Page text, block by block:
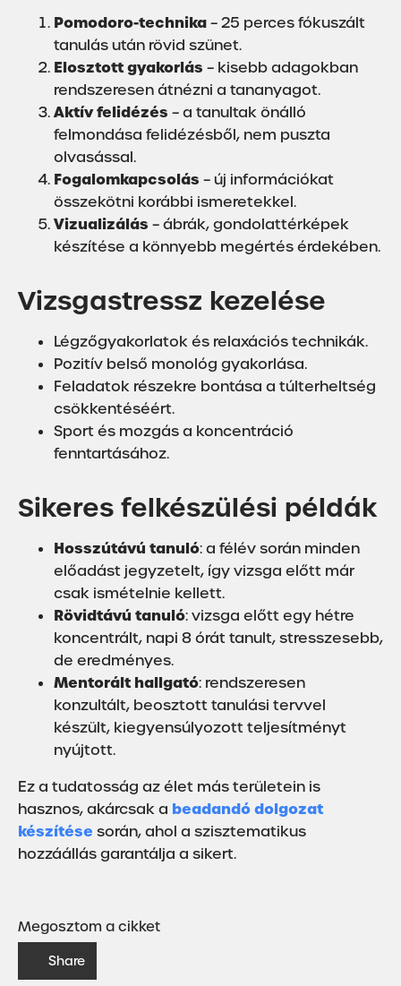
Pomodoro-technika– 25 perces fókuszált
tanulás után rövid szünet.
Elosztott gyakorlás – kisebb adagokban
rendszeresen átnézni a tananyagot.
Aktív felidézés – a tanultak önálló
felmondása felidézésből, nem puszta
olvasással.
Fogalomkapcsolás – új információkat
összekötni korábbi ismeretekkel.
Vizualizálás – ábrák, gondolattérképek
készítése a könnyebb megértés érdekében.
Vizsgastressz kezelése
Légzőgyakorlatok és relaxációs technikák.
Pozitív belső monológ gyakorlása.
Feladatok részekre bontása a túlterheltség
csökkentéséért.
Sport és mozgás a koncentráció
fenntartásához.
Sikeres felkészülési példák
Hosszútávú tanuló: a félév során minden
előadást jegyzetelt, így vizsga előtt már
csak ismételnie kellett.
Rövidtávú tanuló: vizsga előtt egy hétre
koncentrált, napi 8 órát tanult, stresszesebb,
de eredményes.
Mentorált hallgató: rendszeresen
konzultált, beosztott tanulási tervvel
készült, kiegyensúlyozott teljesítményt
nyújtott.
Ez a tudatosság az élet más területein is
hasznos, akárcsak a beadandó dolgozat
készítése során, ahol a szisztematikus
hozzáállás garantálja a sikert.
Megosztom a cikket
Share